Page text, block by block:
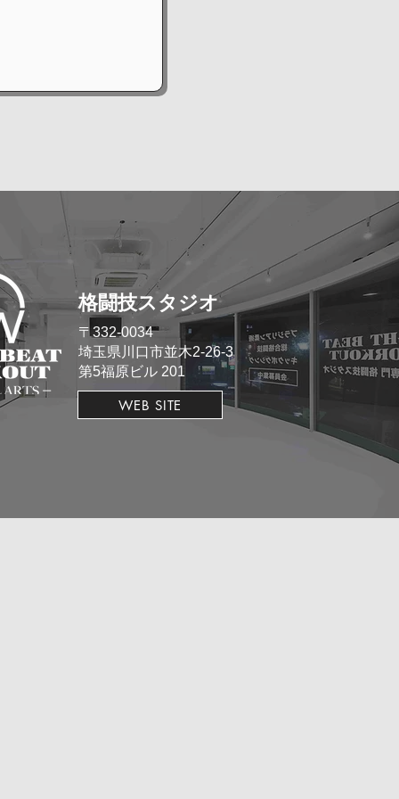
格闘技スタジオ
​〒332-0034
埼玉県川口市並木2-26-3
​第5福原ビル 201
WEB SITE